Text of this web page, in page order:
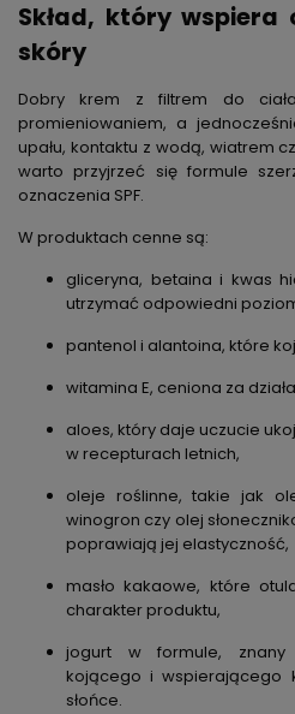
Skład, który
skóry
Dobry krem z filtrem do
promieniowaniem, a
upału, kontaktu z wodą, wiatrem
warto przyjrzeć się formule
oznaczenia SPF.
W produktach cenne są:
gliceryna, betaina i kwas
utrzymać odpowiedni
pantenol i alantoina, które
witamina E, ceniona za
aloes, który daje uczucie
w recepturach letnich,
oleje roślinne, takie jak
winogron czy olej
poprawiają jej elastyczność,
masło kakaowe, które
charakter produktu,
jogurt w formule, znany
kojącego i wspierającego
słońce.